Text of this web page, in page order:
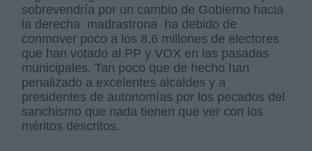
sobrevendría por un cambio de Gobierno hacia
la derecha madrastrona ha debido de
conmover poco a los 8,6 millones de electores
que han votado al PP y VOX en las pasadas
municipales. Tan poco que de hecho han
penalizado a excelentes alcaldes y a
presidentes de autonomías por los pecados del
sanchismo que nada tienen que ver con los
méritos descritos.